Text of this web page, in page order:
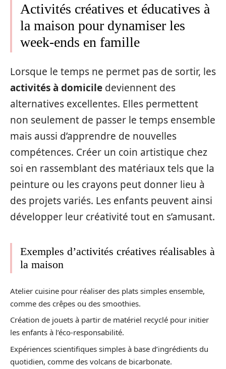
Activités créatives et éducatives à
la maison pour dynamiser les
week-ends en famille
Lorsque le temps ne permet pas de sortir, les
activités à domicile deviennent des
alternatives excellentes. Elles permettent
non seulement de passer le temps ensemble
mais aussi d’apprendre de nouvelles
compétences. Créer un coin artistique chez
soi en rassemblant des matériaux tels que la
peinture ou les crayons peut donner lieu à
des projets variés. Les enfants peuvent ainsi
développer leur créativité tout en s’amusant.
Exemples d’activités créatives réalisables à
la maison
Atelier cuisine pour réaliser des plats simples ensemble,
comme des crêpes ou des smoothies.
Création de jouets à partir de matériel recyclé pour initier
les enfants à l’éco-responsabilité.
Expériences scientifiques simples à base d’ingrédients du
quotidien, comme des volcans de bicarbonate.